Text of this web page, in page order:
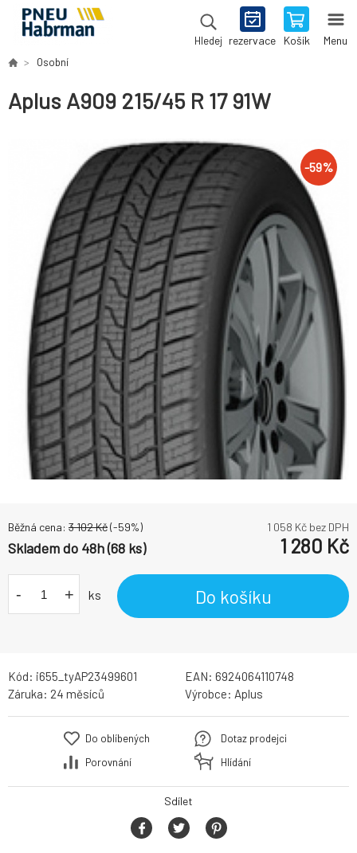
Hledej rezervace Košík Menu
Osobní
Aplus A909 215/45 R 17 91W
-59%
Běžná cena: 3 102Kč(-59%) 1 058 Kč bez DPH
Skladem do 48h (68 ks) 1 280 Kč
- + ks Do košíku
Kód: i655_tyAP23499601 EAN: 6924064110748
Záruka: 24 měsíců Výrobce: Aplus
Do oblíbených
Porovnání
Dotaz prodejci
Hlídání
Sdílet